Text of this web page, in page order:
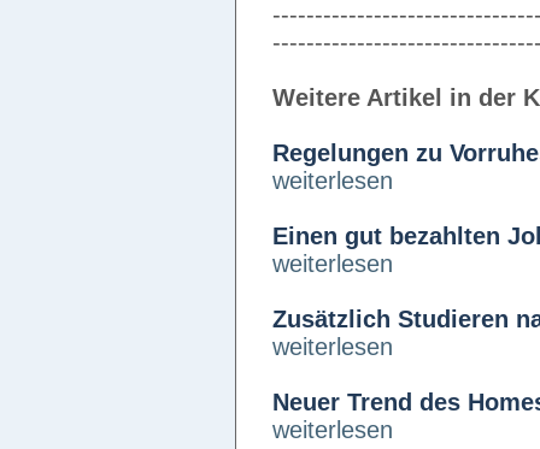
Weitere Artikel in der
Regelungen zu
weiterlesen
Einen gut bezahlten
weiterlesen
Zusätzlich Studieren
weiterlesen
Neuer Trend des
weiterlesen